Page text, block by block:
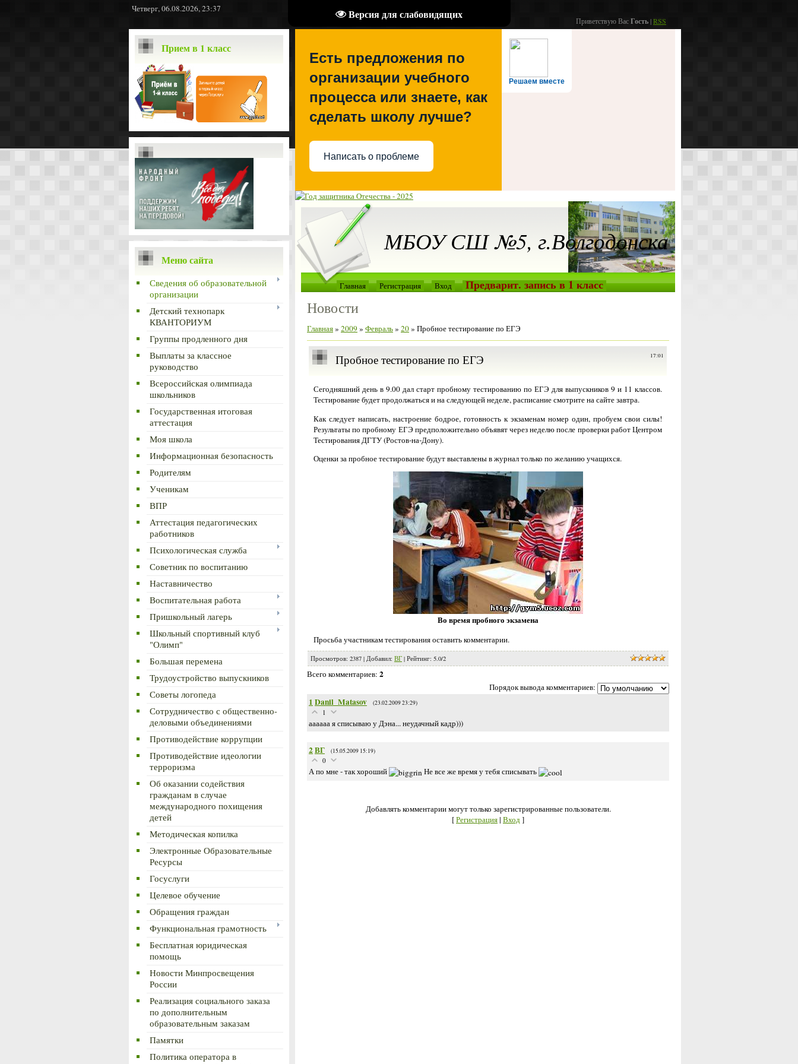
Версия для слабовидящих
Четверг, 06.08.2026, 23:37
Приветствую ВасГость|RSS
Прием в 1 класс
Меню сайта
Сведения об образовательной
организации
Детский технопарк
КВАНТОРИУМ
Группы продленного дня
Выплаты за классное
руководство
Всероссийская олимпиада
школьников
Государственная итоговая
аттестация
Моя школа
Информационная безопасность
Родителям
Ученикам
ВПР
Аттестация педагогических
работников
Психологическая служба
Советник по воспитанию
Наставничество
Воспитательная работа
Пришкольный лагерь
Школьный спортивный клуб
"Олимп"
Большая перемена
Трудоустройство выпускников
Советы логопеда
Сотрудничество с общественно-
деловыми объединениями
Противодействие коррупции
Противодействие идеологии
терроризма
Об оказании содействия
гражданам в случае
международного похищения
детей
Методическая копилка
Электронные Образовательные
Ресурсы
Госуслуги
Целевое обучение
Обращения граждан
Функциональная грамотность
Бесплатная юридическая
помощь
Новости Минпросвещения
России
Реализация социального заказа
по дополнительным
образовательным заказам
Памятки
Политика оператора в
Решаем вместе
Есть предложения по
организации учебного
процесса или знаете, как
сделать школу лучше?
Написать о проблеме
МБОУ СШ №5, г.Волгодонска
Главная Регистрация Вход Предварит. запись в 1 класс
Новости
Главная» 2009 » Февраль» 20» Пробное тестирование по ЕГЭ
17:01
Пробное тестирование по ЕГЭ
Сегодняшний день в 9.00 дал старт пробному тестированию по ЕГЭ для выпускников 9 и 11 классов.
Тестирование будет продолжаться и на следующей неделе, расписание смотрите на сайте завтра.
Как следует написать, настроение бодрое, готовность к экзаменам номер один, пробуем свои силы!
Результаты по пробному ЕГЭ предположительно объявят через неделю после проверки работ Центром
Тестирования ДГТУ (Ростов-на-Дону).
Оценки за пробное тестирование будут выставлены в журнал только по желанию учащихся.
Во время пробного экзамена
Просьба участникам тестирования оставить комментарии.
Просмотров: 2387 | Добавил: ВГ | Рейтинг: 5.0/2
Всего комментариев: 2
Порядок вывода комментариев:
1 Danil_Matasov (23.02.2009 23:29)
1
аааааа я списываю у Дэна... неудачный кадр)))
2ВГ (15.05.2009 15:19)
0
А по мне - так хороший Не все же время у тебя списывать
Добавлять комментарии могут только зарегистрированные пользователи.
[Регистрация| Вход]